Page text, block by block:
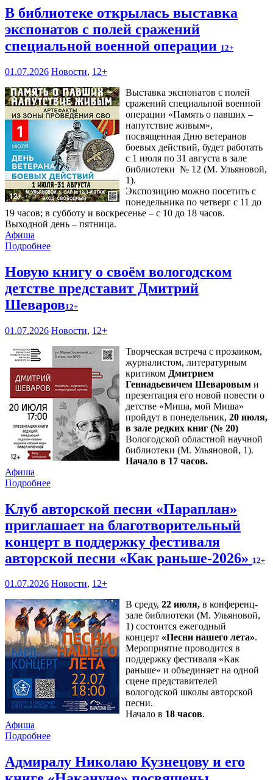
В библиотеке открылась выставка
экспонатов с полей сражений
специальной военной операции 12+
01.07.2026 Новости, 12+
Выставка экспонатов с полей
сражений специальной военной
операции «Память о павших –
напутствие живым»,
посвященная Дню ветеранов
боевых действий, будет работать
с 1 июля по 31 августа в зале
библиотеки № 12 (М. Ульяновой,
1).
Экспозицию можно посетить с
понедельника по четверг с 11 до
19 часов; в субботу и воскресенье – с 10 до 18 часов.
Выходной день – пятница.
Афиша
Подробнее
Новую книгу о своём вологодском
детстве представит Дмитрий
Шеваров12+
01.07.2026 Новости, 12+
Творческая встреча с прозаиком,
журналистом, литературным
критиком Дмитрием
Геннадьевичем Шеваровым и
презентация его новой повести о
детстве «Миша, мой Миша»
пройдут в понедельник, 20 июля,
в зале редких книг (№ 20)
Вологодской областной научной
библиотеки (М. Ульяновой, 1).
Начало в 17 часов.
Афиша
Подробнее
Клуб авторской песни «Параплан»
приглашает на благотворительный
концерт в поддержку фестиваля
авторской песни «Как раньше-2026» 12+
01.07.2026 Новости, 12+
В среду, 22 июля, в конференц-
зале библиотеки (М. Ульяновой,
1) состоится ежегодный
концерт «Песни нашего лета».
Мероприятие проводится в
поддержку фестиваля «Как
раньше» и объединяет на одной
сцене представителей
вологодской школы авторской
песни.
Начало в 18 часов.
Афиша
Подробнее
Адмиралу Николаю Кузнецову и его